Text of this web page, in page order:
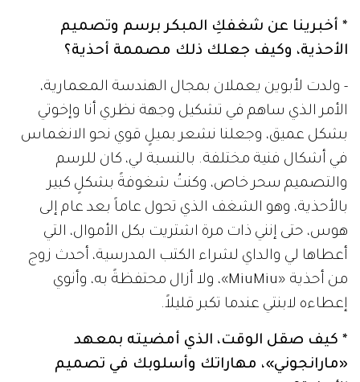
* أخبرينا عن شغفكِ المبكر برسم وتصميم
الأحذية، وكيف جعلك ذلك مصممة أحذية؟
- ولدت لأبوين يعملان بمجال الهندسة المعمارية،
الأمر الذي ساهم في تشكيل وجهة نظري أنا وإخوتي
بشكل عميق، وجعلنا نشعر بميلٍ قوي نحو الانغماس
في أشكال فنية مختلفة. بالنسبة لي، كان للرسم
والتصميم سحر خاص، وكنتُ شغوفةً بشكلٍ كبير
بالأحذية، وهو الشغف الذي تحول عاماً بعد عام إلى
هوس، حتى إنني ذات مرة اشتريت بكل الأموال، التي
أعطاها لي والداي لشراء الكتب المدرسية، أحدث زوج
من أحذية «MiuMiu»، ولا أزال محتفظةً به، وأنوي
إعطاءه لابنتي عندما تكبر قليلاً.
* كيف صقل الوقت، الذي أمضيته بمعهد
«مارانجوني»، مهاراتك وأسلوبك في تصميم